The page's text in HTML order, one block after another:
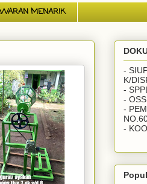
MENARIK
-
K/
-
-
-
-